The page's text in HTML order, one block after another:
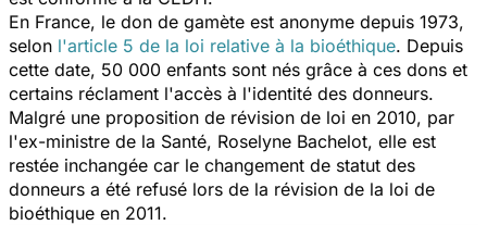
En France, le don de gamète est anonyme depuis 1973,
selon l'article 5 de la loi relative à la bioéthique. Depuis
cette date, 50 000 enfants sont nés grâce à ces dons et
certains réclament l'accès à l'identité des donneurs.
Malgré une proposition de révision de loi en 2010, par
l'ex-ministre de la Santé, Roselyne Bachelot, elle est
restée inchangée car le changement de statut des
donneurs a été refusé lors de la révision de la loi de
bioéthique en 2011.